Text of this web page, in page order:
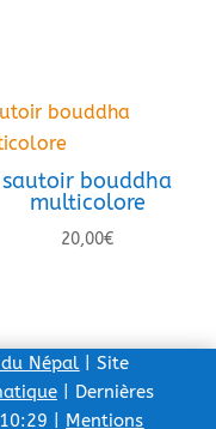
sautoir bouddha
multicolore
20,00€
Népal
| Site
| Dernières
|
Mentions